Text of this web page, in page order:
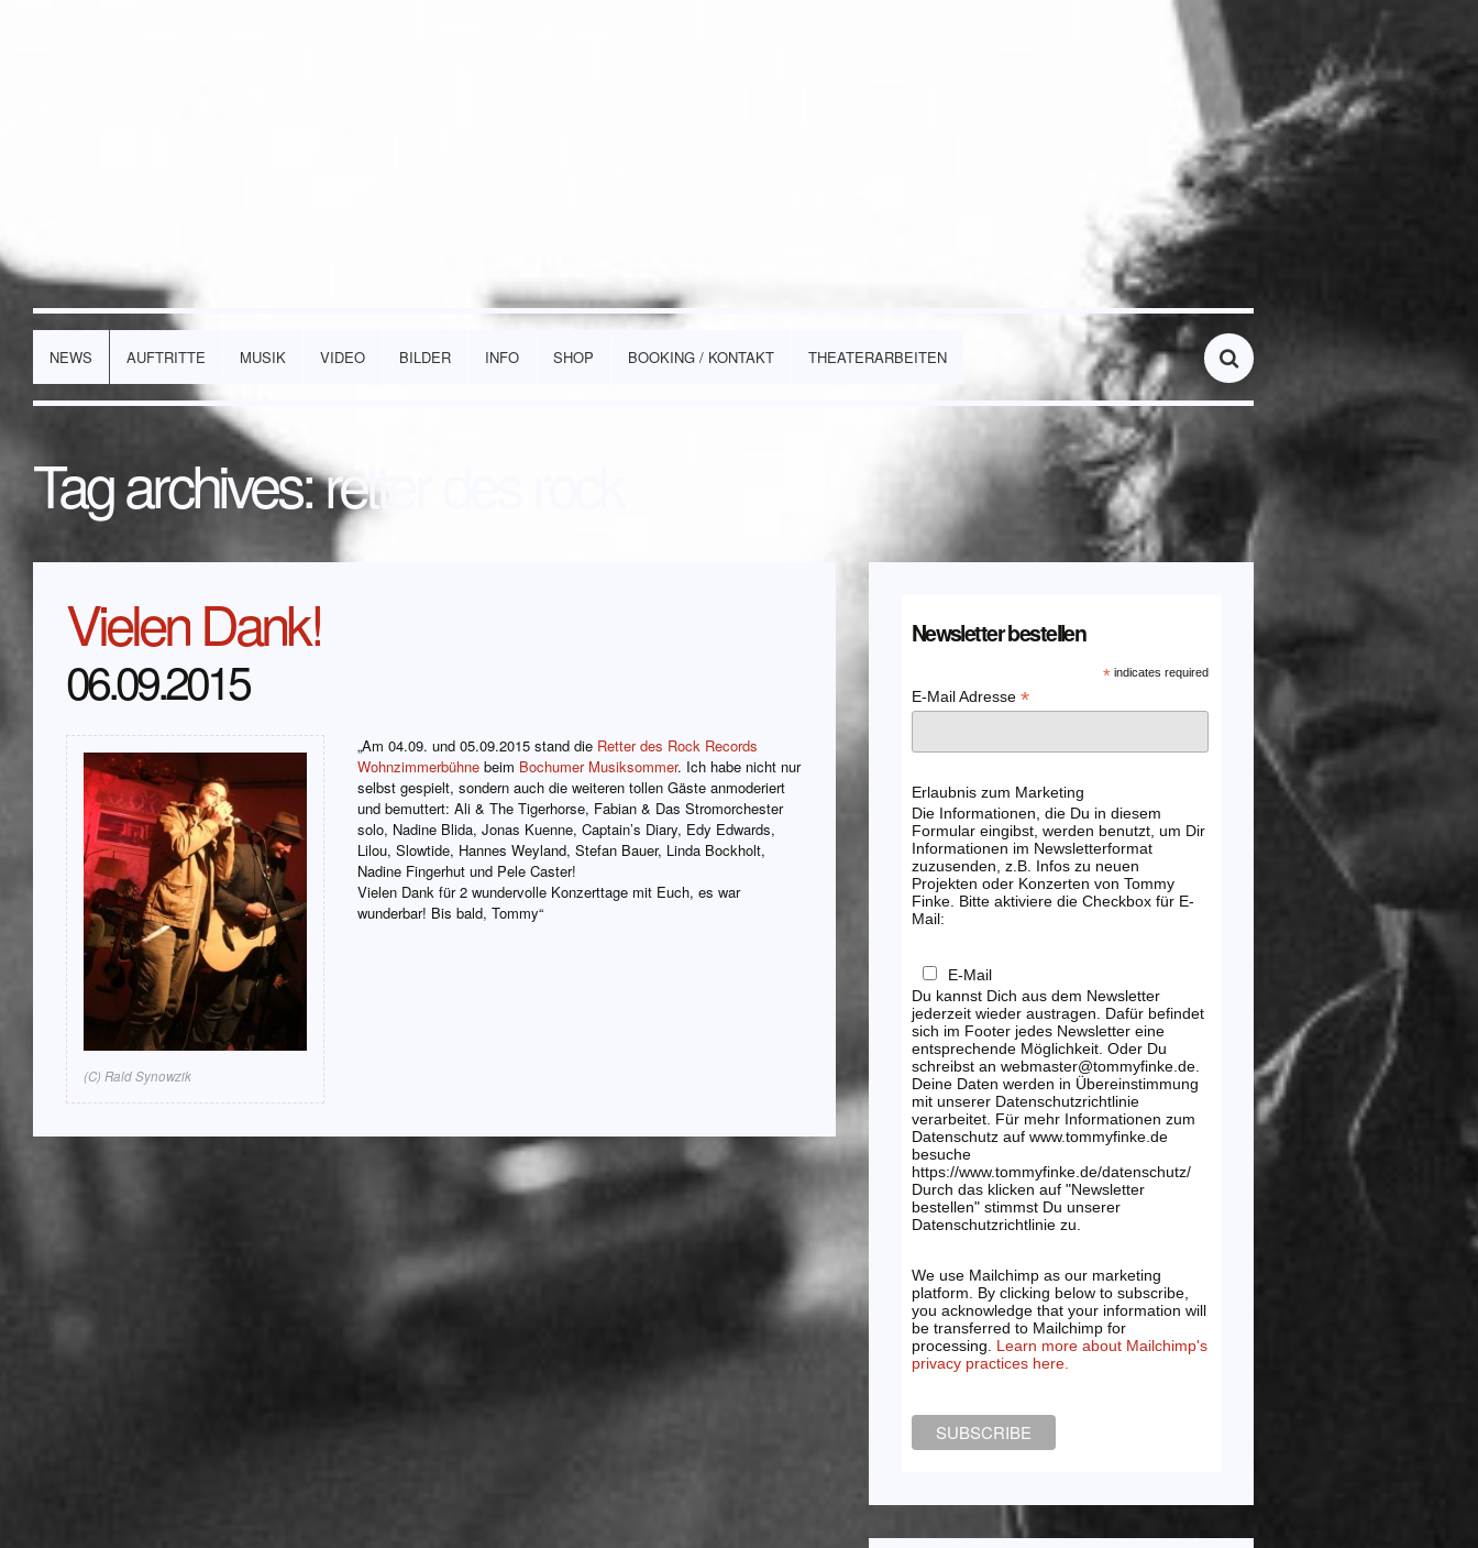
NEWS AUFTRITTE MUSIK VIDEO BILDER INFO SHOP BOOKING / KONTAKT THEATERARBEITEN
Tag archives:retter des rock
Vielen Dank!
06.09.2015
(C) Rald Synowzik
„Am 04.09. und 05.09.2015 stand die Retter des Rock Records
Wohnzimmerbühne beim Bochumer Musiksommer. Ich habe nicht nur
selbst gespielt, sondern auch die weiteren tollen Gäste anmoderiert
und bemuttert: Ali & The Tigerhorse, Fabian & Das Stromorchester
solo, Nadine Blida, Jonas Kuenne, Captain’s Diary, Edy Edwards,
Lilou, Slowtide, Hannes Weyland, Stefan Bauer, Linda Bockholt,
Nadine Fingerhut und Pele Caster!
Vielen Dank für 2 wundervolle Konzerttage mit Euch, es war
wunderbar! Bis bald, Tommy“
Newsletter bestellen
*indicates required
E-Mail Adresse *
Erlaubnis zum Marketing
Die Informationen, die Du in diesem
Formular eingibst, werden benutzt, um Dir
Informationen im Newsletterformat
zuzusenden, z.B. Infos zu neuen
Projekten oder Konzerten von Tommy
Finke. Bitte aktiviere die Checkbox für E-
Mail:
E-Mail
Du kannst Dich aus dem Newsletter
jederzeit wieder austragen. Dafür befindet
sich im Footer jedes Newsletter eine
entsprechende Möglichkeit. Oder Du
schreibst an webmaster@tommyfinke.de.
Deine Daten werden in Übereinstimmung
mit unserer Datenschutzrichtlinie
verarbeitet. Für mehr Informationen zum
Datenschutz auf www.tommyfinke.de
besuche
https://www.tommyfinke.de/datenschutz/
Durch das klicken auf "Newsletter
bestellen" stimmst Du unserer
Datenschutzrichtlinie zu.
We use Mailchimp as our marketing
platform. By clicking below to subscribe,
you acknowledge that your information will
be transferred to Mailchimp for
processing. Learn more about Mailchimp's
privacy practices here.